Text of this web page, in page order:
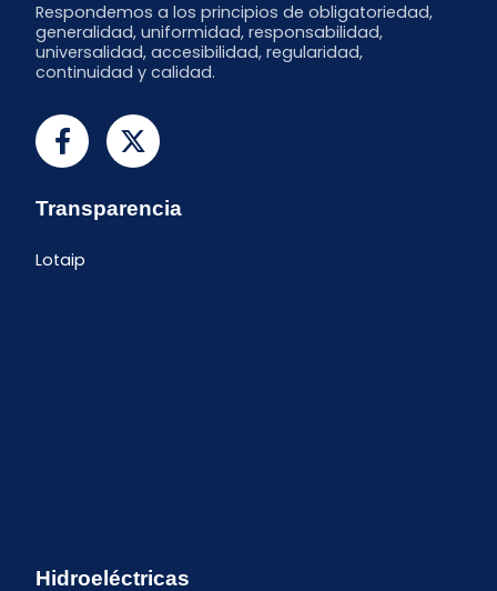
Respondemos a los principios de obligatoriedad,
generalidad, uniformidad, responsabilidad,
universalidad, accesibilidad, regularidad,
continuidad y calidad.
Transparencia
Lotaip
Hidroeléctricas